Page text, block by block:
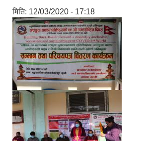
मिति: 12/03/2020 - 17:18